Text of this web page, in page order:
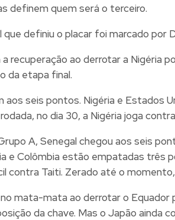
definem quem será o terceiro.
definiu o placar foi marcado
recuperação ao derrotar a
da etapa final.
aos seis pontos. Nigéria e
no dia 30, a Nigéria joga
A, Senegal chegou aos seis
e Colômbia estão empatadas três
Taiti. Zerado até o
mata-mata ao derrotar o
da chave. Mas o Japão